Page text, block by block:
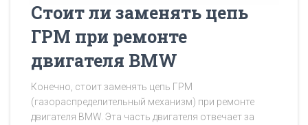
Стоит ли заменять цепь
ГРМ при ремонте
двигателя BMW
Конечно, стоит заменять цепь ГРМ
(газораспределительный механизм) при ремонте
двигателя BMW. Эта часть двигателя отвечает за